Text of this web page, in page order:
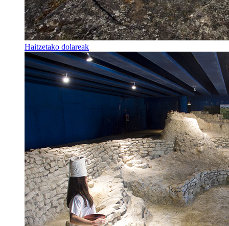
Haitzetako dolareak